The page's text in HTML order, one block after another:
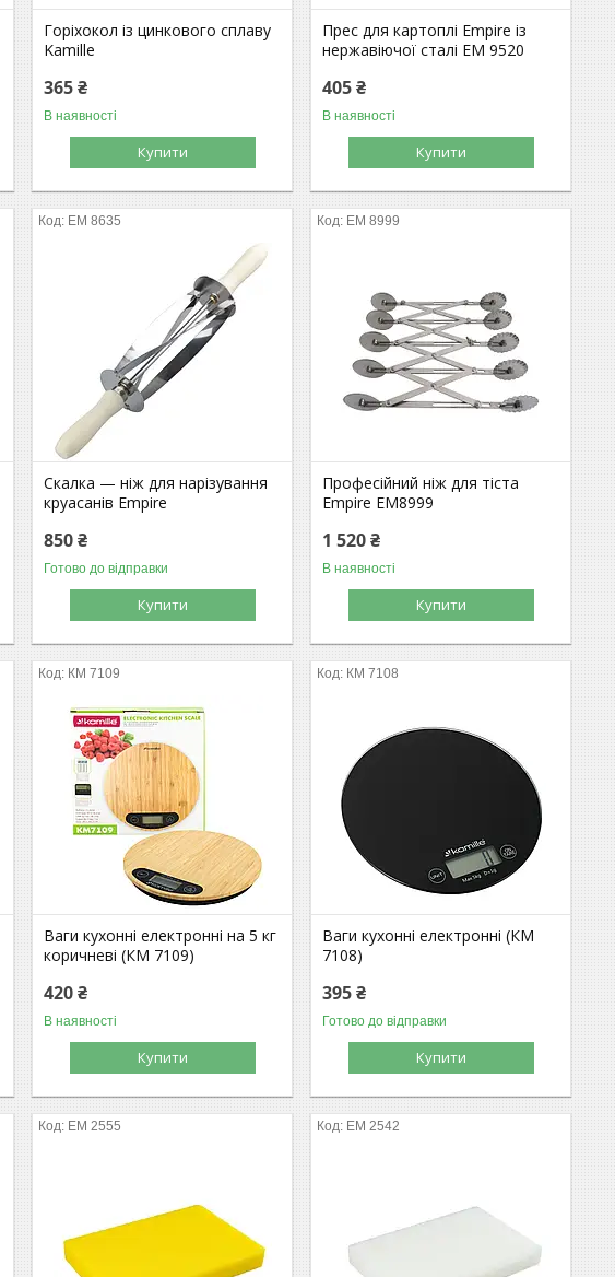
Горіхокол із цинкового сплаву
Kamille
365 ₴
В наявності
Купити
Прес для картоплі Empire із
нержавіючої сталі ЕМ 9520
405 ₴
В наявності
Купити
EM 8635
Скалка — ніж для нарізування
круасанів Empire
850 ₴
Готово до відправки
Купити
EM 8999
Професійний ніж для тіста
Empire EM8999
1 520 ₴
В наявності
Купити
КМ 7109
Ваги кухонні електронні на 5 кг
коричневі (КМ 7109)
420 ₴
В наявності
Купити
КМ 7108
Ваги кухонні електронні (КМ
7108)
395 ₴
Готово до відправки
Купити
EM 2555 EM 2542